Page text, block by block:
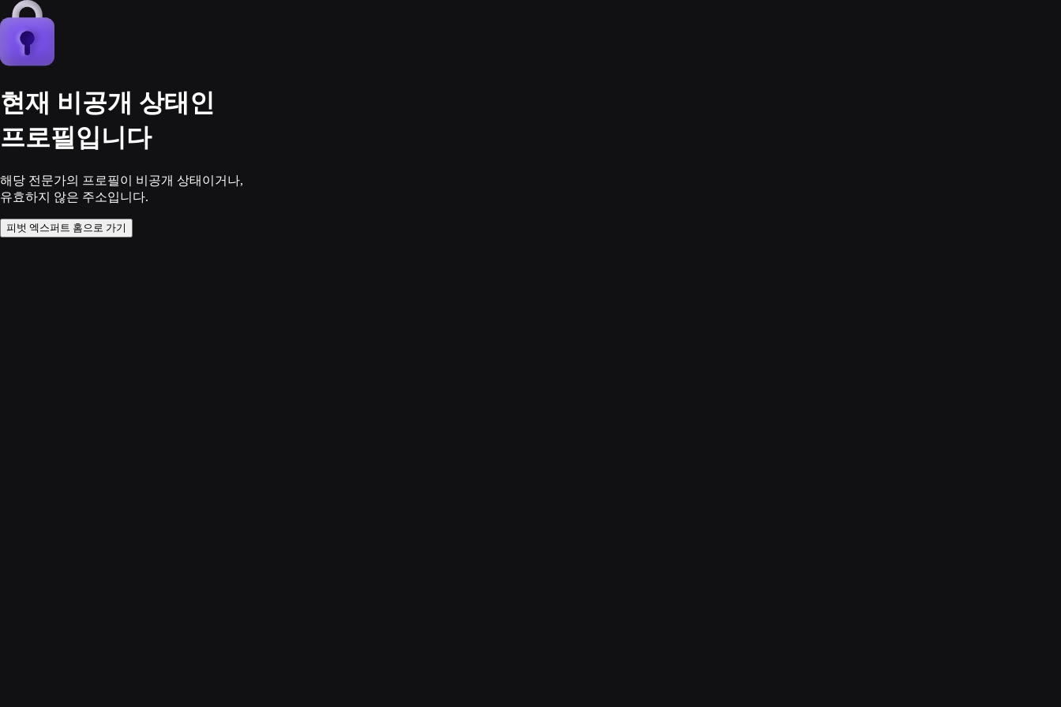
현재 비공개 상태인
프로필입니다
해당 전문가의 프로필이 비공개 상태이거나,
유효하지 않은 주소입니다.
피벗 엑스퍼트 홈으로 가기